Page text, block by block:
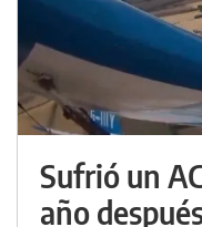
Sufrió un
año